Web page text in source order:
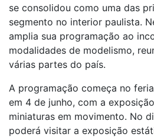
se consolidou como uma das
segmento no interior paulista.
amplia sua programação ao
modalidades de modelismo,
várias partes do país.
A programação começa no
em 4 de junho, com a
miniaturas em movimento. No
poderá visitar a exposição